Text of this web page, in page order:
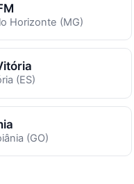
Horizonte (MG)
(ES)
(GO)